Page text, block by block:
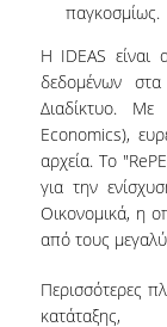
Προσωπικό
Φόρμα
Σύνδεσμοι
παγκοσμίως.
Η IDEAS είναι
δεδομένων
Διαδίκτυο.
Economics),
αρχεία. Το
για την
Οικονομικά, η
από τους
Περισσότερες